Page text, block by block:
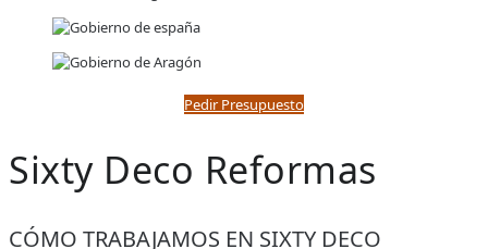
Pedir Presupuesto
Sixty Deco Reformas
CÓMO TRABAJAMOS EN SIXTY DECO